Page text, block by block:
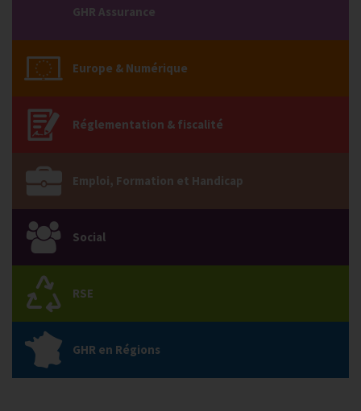
GHR Assurance
Europe & Numérique
Réglementation & fiscalité
Emploi, Formation et Handicap
Social
RSE
GHR en Régions